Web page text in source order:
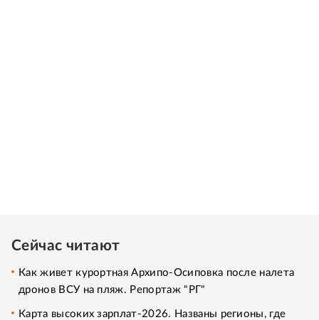
Сейчас читают
Как живет курортная Архипо-Осиповка после налета
дронов ВСУ на пляж. Репортаж "РГ"
Карта высоких зарплат-2026. Названы регионы, где